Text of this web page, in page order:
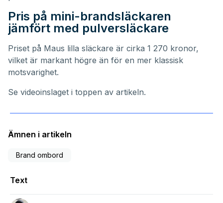
Pris på mini-brandsläckaren
jämfört med pulversläckare
Priset på Maus lilla släckare är cirka 1 270 kronor,
vilket är markant högre än för en mer klassisk
motsvarighet.
Se videoinslaget i toppen av artikeln.
Ämnen i artikeln
Brand ombord
Text